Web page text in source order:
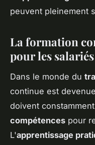
peuvent pleinement
La formation
pour les salariés
Dans le monde du
continue est
doivent
compétences pour
L'apprentissage